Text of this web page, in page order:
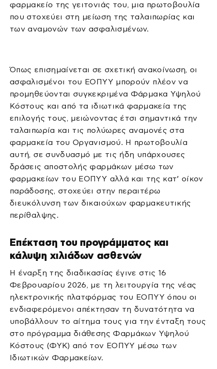
φαρμακείο της γειτονιάς του, μια πρωτοβουλία
που στοχεύει στη μείωση της ταλαιπωρίας και
των αναμονών των ασφαλισμένων.
Όπως επισημαίνεται σε σχετική ανακοίνωση, οι
ασφαλισμένοι του ΕΟΠΥΥ μπορούν πλέον να
προμηθεύονται συγκεκριμένα Φάρμακα Υψηλού
Κόστους και από τα ιδιωτικά φαρμακεία της
επιλογής τους, μειώνοντας έτσι σημαντικά την
ταλαιπωρία και τις πολύωρες αναμονές στα
φαρμακεία του Οργανισμού. Η πρωτοβουλία
αυτή, σε συνδυασμό με τις ήδη υπάρχουσες
δράσεις αποστολής φαρμάκων μέσω των
φαρμακείων του ΕΟΠΥΥ αλλά και της κατ’ οίκον
παράδοσης, στοχεύει στην περαιτέρω
διευκόλυνση των δικαιούχων φαρμακευτικής
περίθαλψης.
Επέκταση του προγράμματος και
κάλυψη χιλιάδων ασθενών
Η έναρξη της διαδικασίας έγινε στις 16
Φεβρουαρίου 2026, με τη λειτουργία της νέας
ηλεκτρονικής πλατφόρμας του ΕΟΠΥΥ όπου οι
ενδιαφερόμενοι απέκτησαν τη δυνατότητα να
υποβάλλουν το αίτημα τους για την ένταξη τους
στο πρόγραμμα διάθεσης Φαρμάκων Υψηλού
Κόστους (ΦΥΚ) από τον ΕΟΠΥΥ μέσω των
Ιδιωτικών Φαρμακείων.